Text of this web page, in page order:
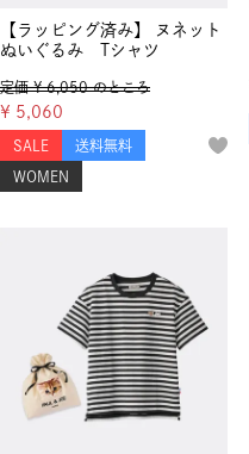
【ラッピング済み】 ヌネット
ぬいぐるみ Tシャツ
定価 ¥ 6,050 のところ
¥ 5,060
SALE 送料無料
WOMEN